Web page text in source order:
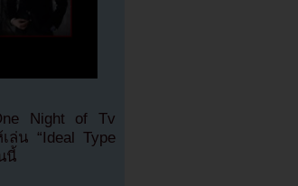
Night of Tv
ล่น “Ideal Type
นี้